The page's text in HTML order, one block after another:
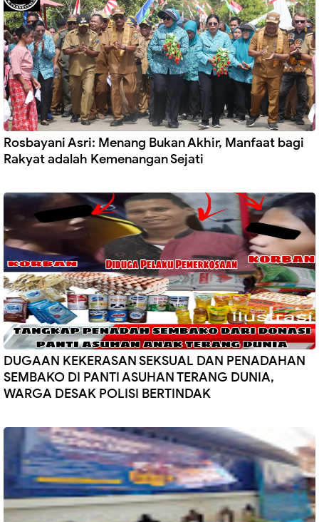
Rosbayani Asri: Menang Bukan Akhir, Manfaat bagi
Rakyat adalah Kemenangan Sejati
DUGAAN KEKERASAN SEKSUAL DAN PENADAHAN
SEMBAKO DI PANTI ASUHAN TERANG DUNIA,
WARGA DESAK POLISI BERTINDAK